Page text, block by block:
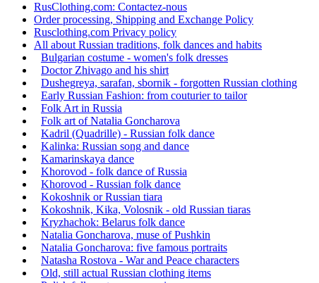
RusClothing.com: Contactez-nous
Order processing, Shipping and Exchange Policy
Rusclothing.com Privacy policy
All about Russian traditions, folk dances and habits
Bulgarian costume - women's folk dresses
Doctor Zhivago and his shirt
Dushegreya, sarafan, sbornik - forgotten Russian clothing
Early Russian Fashion: from couturier to tailor
Folk Art in Russia
Folk art of Natalia Goncharova
Kadril (Quadrille) - Russian folk dance
Kalinka: Russian song and dance
Kamarinskaya dance
Khorovod - folk dance of Russia
Khorovod - Russian folk dance
Kokoshnik or Russian tiara
Kokoshnik, Kika, Volosnik - old Russian tiaras
Kryzhachok: Belarus folk dance
Natalia Goncharova, muse of Pushkin
Natalia Goncharova: five famous portraits
Natasha Rostova - War and Peace characters
Old, still actual Russian clothing items